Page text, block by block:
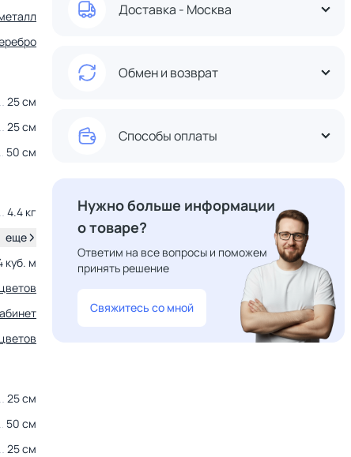
25 см
25 см
50 см
4.4 кг
еще
куб. м
25 см
50 см
25 см
Доставка - Москва
Обмен и возврат
Способы оплаты
Нужно больше информации
о товаре?
Ответим на все вопросы и поможем
принять решение
Свяжитесь со мной